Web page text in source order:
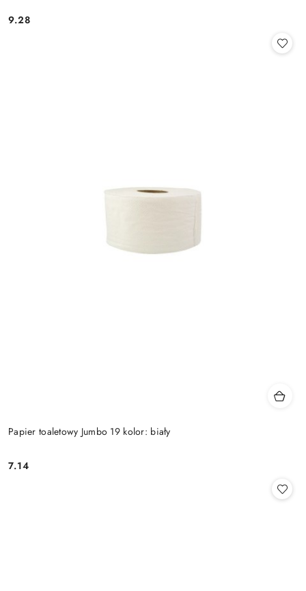
Cena:
9.28
Papier toaletowy Jumbo 19 kolor: biały
Cena:
7.14